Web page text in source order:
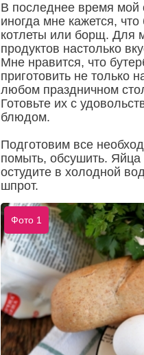
В последнее время мой
иногда мне кажется,
котлеты или борщ. Для
продуктов настолько
Мне нравится, что
приготовить не только
любом праздничном
Готовьте их с
блюдом.
Подготовим все
помыть, обсушить. Яйца
остудите в холодной
шпрот.
Фото 1